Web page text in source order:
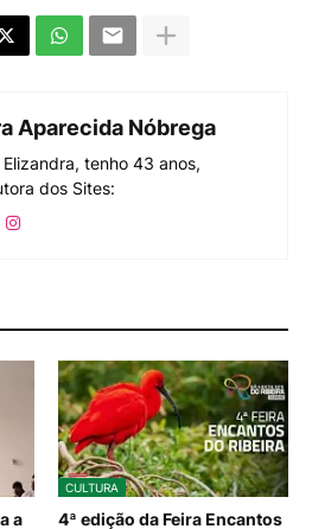
Aparecida Nóbrega
tenho 43 anos,
dos Sites:
a
CULTURA
4ª edição da Feira Encantos